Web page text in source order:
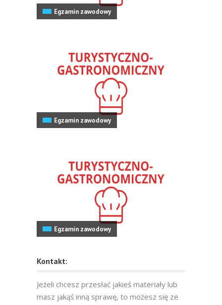
Egzamin zawodowy
Egzamin zawodowy
Egzamin zawodowy
Kontakt:
Jeżeli chcesz przesłać jakieś materiały lub
masz jakąś inną sprawę, to możesz się ze